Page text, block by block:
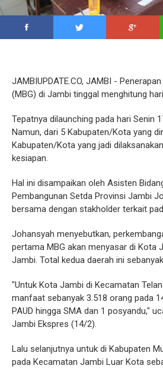
JAMBIUPDATE.CO, JAMBI -
(MBG) di Jambi tinggal menghitung
Tepatnya dilaunching pada hari Senin
Namun, dari 5 Kabupaten/Kota yang
Kabupaten/Kota yang jadi
kesiapan.
Hal ini disampaikan oleh Asisten
Pembangunan Setda Provinsi Jambi
bersama dengan stakholder terkait
Johansyah menyebutkan,
pertama MBG akan menyasar di Kota
Jambi. Total kedua daerah ini
"Untuk Kota Jambi di Kecamatan
manfaat sebanyak 3.518 orang pada
PAUD hingga SMA dan 1 posyandu,"
Jambi Ekspres (14/2).
Lalu selanjutnya untuk di Kabupaten
pada Kecamatan Jambi Luar Kota